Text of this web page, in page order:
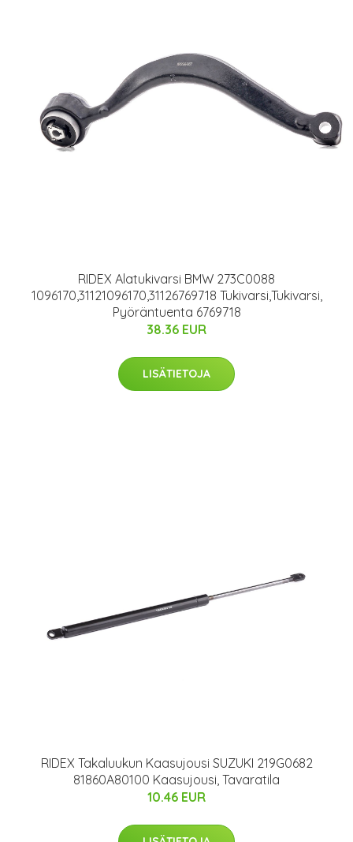
RIDEX Alatukivarsi BMW 273C0088
1096170,31121096170,31126769718 Tukivarsi,Tukivarsi,
Pyöräntuenta 6769718
38.36 EUR
LISÄTIETOJA
RIDEX Takaluukun Kaasujousi SUZUKI 219G0682
81860A80100 Kaasujousi, Tavaratila
10.46 EUR